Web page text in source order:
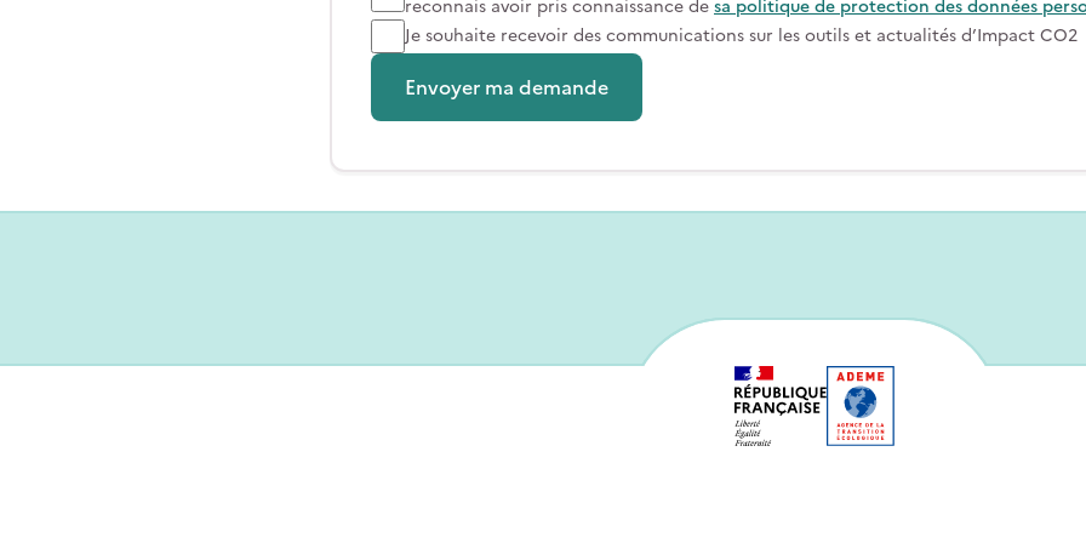
reconnais avoir pris connaissance desa politique de protection des données
Je souhaite recevoir des communications sur les outils et actualités d’Impact CO2
Envoyer ma demande